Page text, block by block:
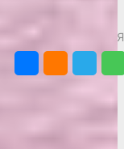
ПОДЕЛИТЬСЯ